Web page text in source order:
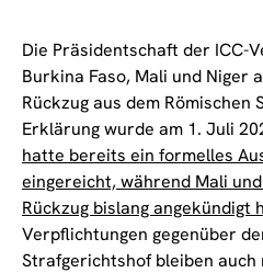
Die Präsidentschaft der ICC-
Burkina Faso, Mali und Niger
Rückzug aus dem
Erklärung wurde am 1. Juli
hatte bereits ein formelles
eingereicht, während Mali
Rückzug bislang angekündigt
Verpflichtungen gegenüber
Strafgerichtshof bleiben